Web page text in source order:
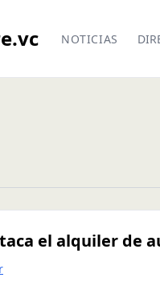
NOTICIAS
el alquiler de